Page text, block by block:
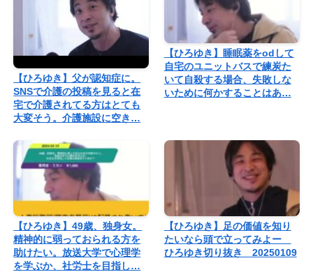
【ひろゆき】父が認知症に。
SNSで介護の投稿を見ると在
宅で介護されてる方はとても
大変そう。介護施設に空き…
【ひろゆき】睡眠薬をodして
自宅のユニットバスで練炭た
いて自殺する場合、失敗しな
いために何かすることはあ…
【ひろゆき】49歳、独身女。
精神的に弱っておられる方を
助けたい。放送大学で心理学
を学ぶか、社労士を目指し…
【ひろゆき】足の価値を知り
たいなら頭で立ってみよー
ひろゆき切り抜き 20250109